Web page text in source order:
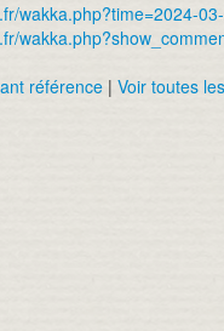
wakka.php?time=2024-
référence | Voir toutes